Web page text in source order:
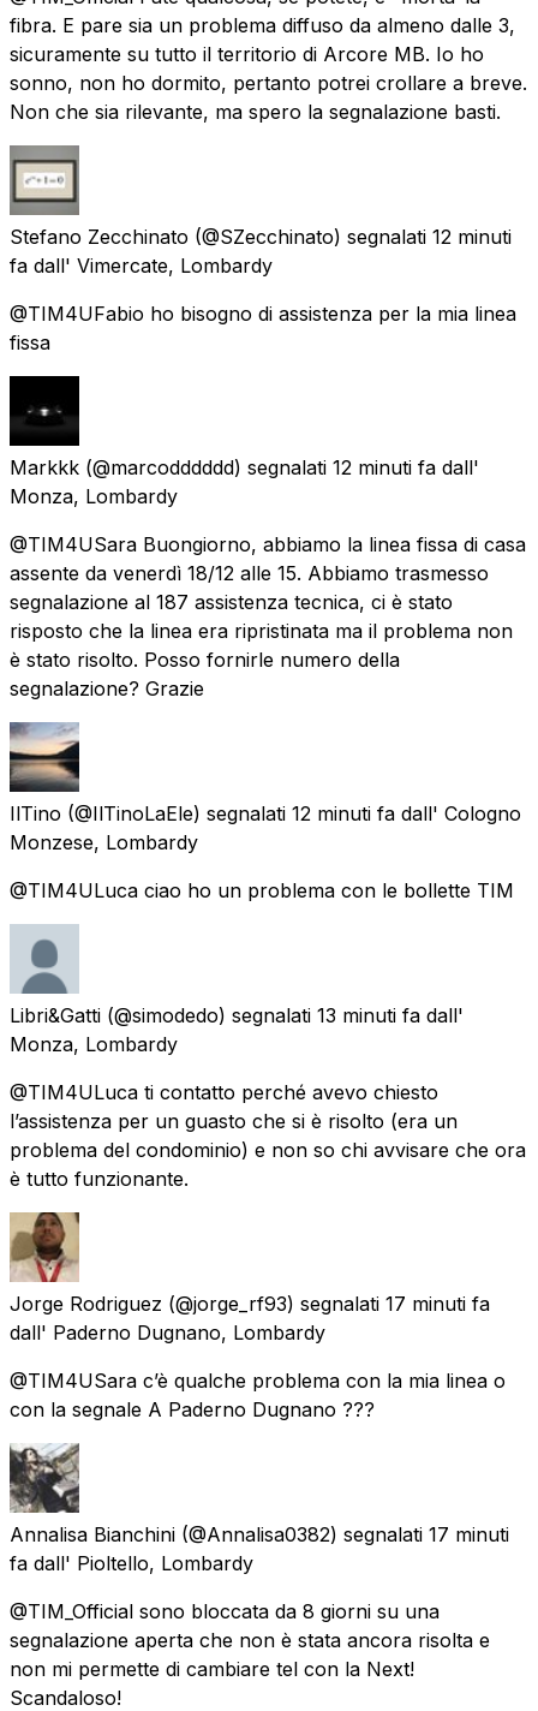
fibra. E pare sia un problema diffuso da almeno dalle 3,
sicuramente su tutto il territorio di Arcore MB. Io ho
sonno, non ho dormito, pertanto potrei crollare a breve.
Non che sia rilevante, ma spero la segnalazione basti.
Stefano Zecchinato (@SZecchinato) segnalati 12 minuti
fa dall' Vimercate, Lombardy
@TIM4UFabio ho bisogno di assistenza per la mia linea
fissa
Markkk (@marcodddddd) segnalati 12 minuti fa dall'
Monza, Lombardy
@TIM4USara Buongiorno, abbiamo la linea fissa di casa
assente da venerdì 18/12 alle 15. Abbiamo trasmesso
segnalazione al 187 assistenza tecnica, ci è stato
risposto che la linea era ripristinata ma il problema non
è stato risolto. Posso fornirle numero della
segnalazione? Grazie
IlTino (@IlTinoLaEle) segnalati 12 minuti fa dall' Cologno
Monzese, Lombardy
@TIM4ULuca ciao ho un problema con le bollette TIM
Libri&Gatti (@simodedo) segnalati 13 minuti fa dall'
Monza, Lombardy
@TIM4ULuca ti contatto perché avevo chiesto
l’assistenza per un guasto che si è risolto (era un
problema del condominio) e non so chi avvisare che ora
è tutto funzionante.
Jorge Rodriguez (@jorge_rf93) segnalati 17 minuti fa
dall' Paderno Dugnano, Lombardy
@TIM4USara c’è qualche problema con la mia linea o
con la segnale A Paderno Dugnano ???
Annalisa Bianchini (@Annalisa0382) segnalati 17 minuti
fa dall' Pioltello, Lombardy
@TIM_Official sono bloccata da 8 giorni su una
segnalazione aperta che non è stata ancora risolta e
non mi permette di cambiare tel con la Next!
Scandaloso!